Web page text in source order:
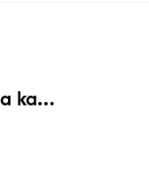
ka…